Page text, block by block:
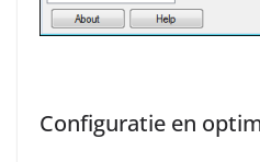
Configuratie en